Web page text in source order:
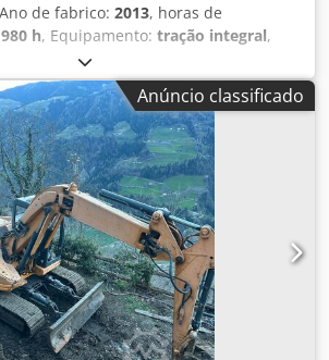
de fabrico: 2013, horas de
h, Equipamento: tração integral,
MODELO: PC138US-10 ANO DE
CE: SIM HORAS DE
9940 HORAS PNEUS/CARROCERIA: 80%
KOMATSU SAA4D95LE-6 PESO:
Npj Akqjha OPÇÕES: 14.420 KG (PESO
RÁPIDO HIDRÁULICO CAÇAMBA AR
CONEXÕES PARA MARTELO
EQUIPAMENTO COMPLETO
e inglês) KORENBLIK
56 7336AG APELDOORN PAÍSES
IDENTIFICAÇÃO FISCAL:
Anúncio classificado